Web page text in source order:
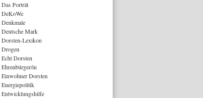
Das Porträt
DeKoWe
Denkmale
Deutsche Mark
Dorsten-Lexikon
Drogen
Echt Dorsten
Ehrenbürger/in
Einwohner Dorsten
Energiepolitik
Entwicklungshilfe